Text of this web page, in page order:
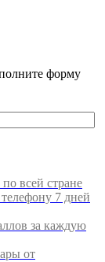
форму
по всей стране
7 дней
за каждую
от